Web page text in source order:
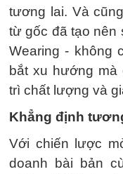
tương lai. Và
từ gốc đã tạo nên
Wearing - không
bắt xu hướng mà
trì chất lượng và
Khẳng định
Với chiến lược
doanh bài bản